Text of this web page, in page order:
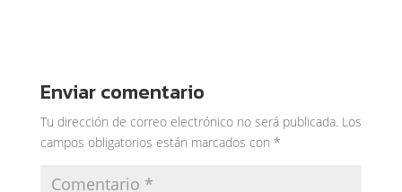
Enviar comentario
Tu dirección de correo electrónico no será publicada. Los
campos obligatorios están marcados con *